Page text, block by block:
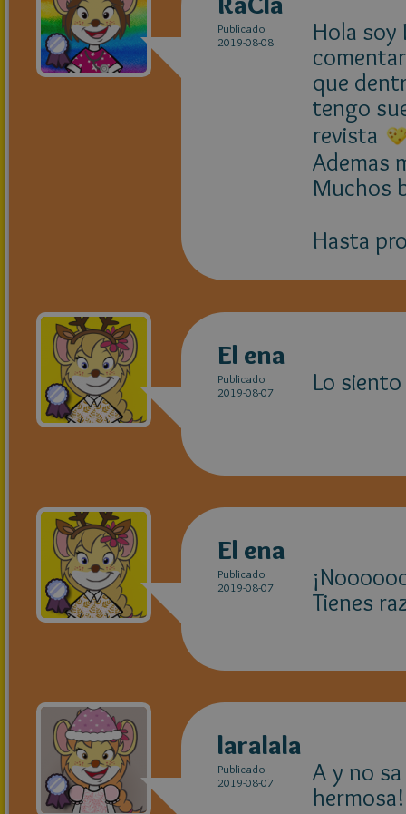
Publicado
2019-08-08
Hola soy
que
tengo
revista
Ademas
Muchos
Hasta
El ena
Publicado
2019-08-07
Lo
El ena
Publicado
2019-08-07
Tienes
laralala
Publicado
2019-08-07
A y no